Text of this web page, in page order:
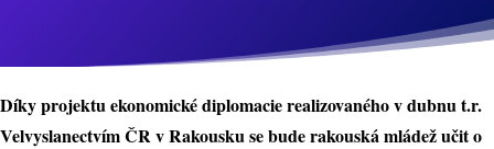
Díky projektu ekonomické diplomacie realizovaného v dubnu t.r.
Velvyslanectvím ČR v Rakousku se bude rakouská mládež učit o